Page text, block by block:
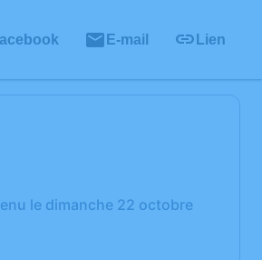
E-mail Lien
le dimanche 22 octobre